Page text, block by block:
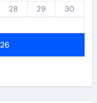
28 29
30